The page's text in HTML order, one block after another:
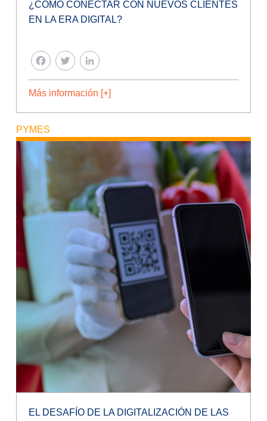
¿CÓMO CONECTAR CON NUEVOS CLIENTES
EN LA ERA DIGITAL?
FACEBOOK
TWITTER
Más información [+]
PYMES
EL DESAFÍO DE LA DIGITALIZACIÓN DE LAS